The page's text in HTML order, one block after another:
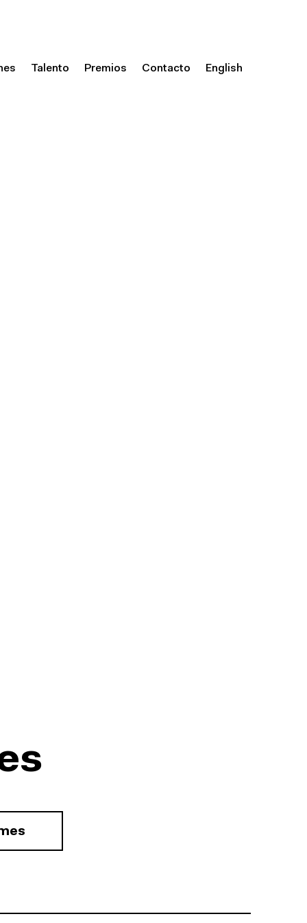
Talento Premios Contacto English